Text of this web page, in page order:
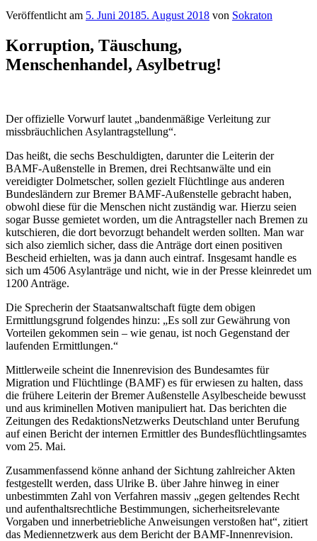
Veröffentlicht am 5. Juni 20185. August 2018 von Sokraton
Korruption, Täuschung,
Menschenhandel, Asylbetrug!
Der offizielle Vorwurf lautet „bandenmäßige Verleitung zur
missbräuchlichen Asylantragstellung“.
Das heißt, die sechs Beschuldigten, darunter die Leiterin der
BAMF-Außenstelle in Bremen, drei Rechtsanwälte und ein
vereidigter Dolmetscher, sollen gezielt Flüchtlinge aus anderen
Bundesländern zur Bremer BAMF-Außenstelle gebracht haben,
obwohl diese für die Menschen nicht zuständig war. Hierzu seien
sogar Busse gemietet worden, um die Antragsteller nach Bremen zu
kutschieren, die dort bevorzugt behandelt werden sollten. Man war
sich also ziemlich sicher, dass die Anträge dort einen positiven
Bescheid erhielten, was ja dann auch eintraf. Insgesamt handle es
sich um 4506 Asylanträge und nicht, wie in der Presse kleinredet um
1200 Anträge.
Die Sprecherin der Staatsanwaltschaft fügte dem obigen
Ermittlungsgrund folgendes hinzu: „Es soll zur Gewährung von
Vorteilen gekommen sein – wie genau, ist noch Gegenstand der
laufenden Ermittlungen.“
Mittlerweile scheint die Innenrevision des Bundesamtes für
Migration und Flüchtlinge (BAMF) es für erwiesen zu halten, dass
die frühere Leiterin der Bremer Außenstelle Asylbescheide bewusst
und aus kriminellen Motiven manipuliert hat. Das berichten die
Zeitungen des RedaktionsNetzwerks Deutschland unter Berufung
auf einen Bericht der internen Ermittler des Bundesflüchtlingsamtes
vom 25. Mai.
Zusammenfassend könne anhand der Sichtung zahlreicher Akten
festgestellt werden, dass Ulrike B. über Jahre hinweg in einer
unbestimmten Zahl von Verfahren massiv „gegen geltendes Recht
und aufenthaltsrechtliche Bestimmungen, sicherheitsrelevante
Vorgaben und innerbetriebliche Anweisungen verstoßen hat“, zitiert
das Mediennetzwerk aus dem Bericht der BAMF-Innenrevision.